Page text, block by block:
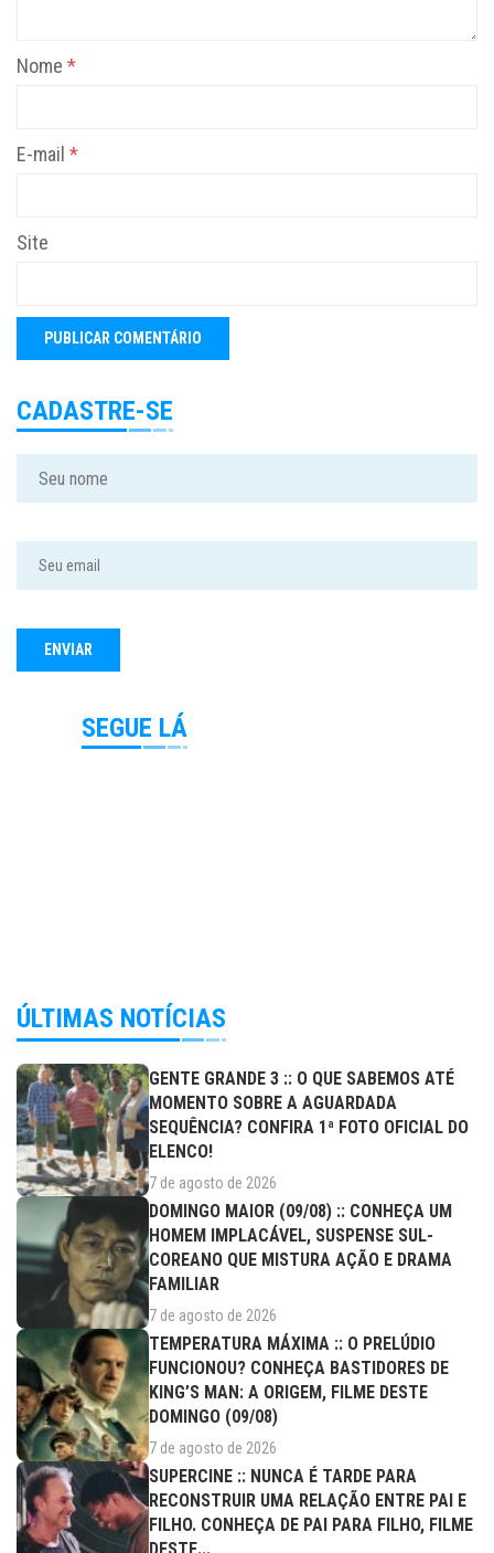
Nome *
E-mail *
Site
CADASTRE-SE
SEGUE LÁ
ÚLTIMAS NOTÍCIAS
GENTE GRANDE 3 :: O QUE SABEMOS ATÉ
MOMENTO SOBRE A AGUARDADA
SEQUÊNCIA? CONFIRA 1ª FOTO OFICIAL DO
ELENCO!
7 de agosto de 2026
DOMINGO MAIOR (09/08) :: CONHEÇA UM
HOMEM IMPLACÁVEL, SUSPENSE SUL-
COREANO QUE MISTURA AÇÃO E DRAMA
FAMILIAR
7 de agosto de 2026
TEMPERATURA MÁXIMA :: O PRELÚDIO
FUNCIONOU? CONHEÇA BASTIDORES DE
KING’S MAN: A ORIGEM, FILME DESTE
DOMINGO (09/08)
7 de agosto de 2026
SUPERCINE :: NUNCA É TARDE PARA
RECONSTRUIR UMA RELAÇÃO ENTRE PAI E
FILHO. CONHEÇA DE PAI PARA FILHO, FILME